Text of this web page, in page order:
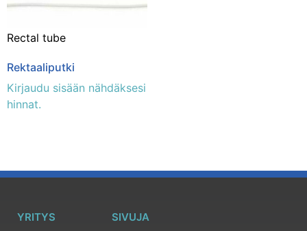
Rectal tube
Rektaaliputki
Kirjaudu sisään nähdäksesi
hinnat.
YRITYS SIVUJA